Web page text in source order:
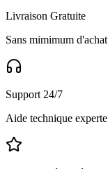
Livraison Gratuite
Sans mimimum d'achat
Support 24/7
Aide technique experte